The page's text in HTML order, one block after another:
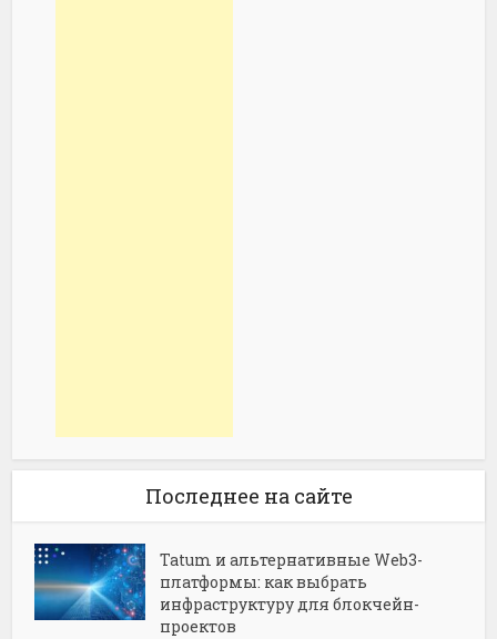
Последнее на сайте
Tatum и альтернативные Web3-
платформы: как выбрать
инфраструктуру для блокчейн-
проектов